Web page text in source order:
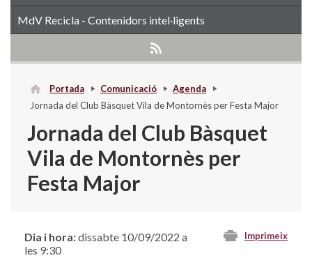
MdV Recicla - Contenidors intel·ligents
Portada Comunicació
Agenda
Jornada del Club Bàsquet Vila de Montornès per Festa Major
Jornada del Club Bàsquet
Vila de Montornès per
Festa Major
Imprimeix
Dia i hora:dissabte 10/09/2022 a
les 9:30